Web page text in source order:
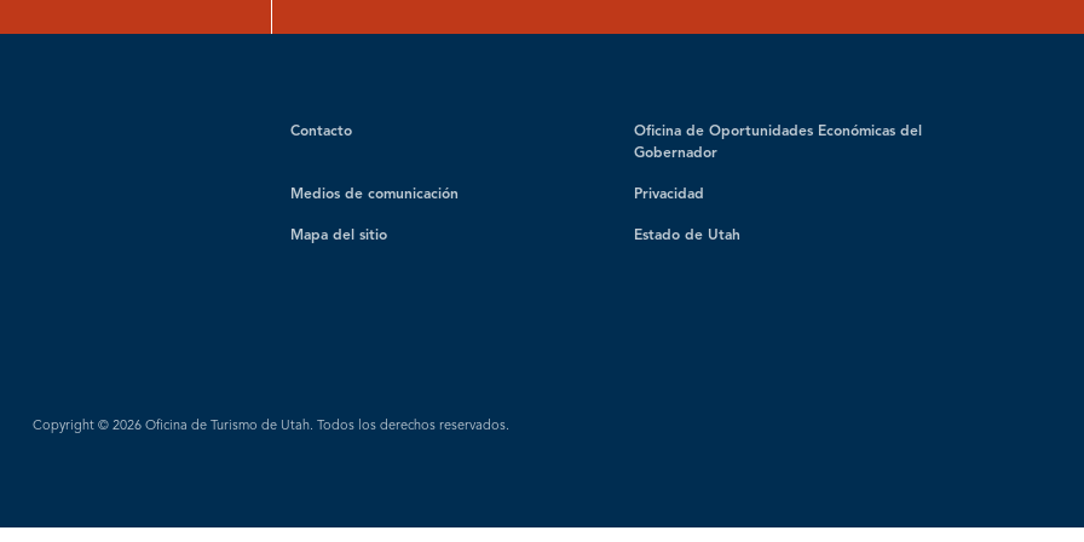
Contacto
Oficina de Oportunidades Económicas del
Gobernador
Medios de comunicación Privacidad
Mapa del sitio Estado de Utah
Copyright © 2026 Oficina de Turismo de Utah. Todos los derechos reservados.